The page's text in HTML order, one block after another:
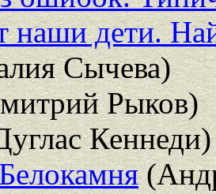
наши дети.
Сычева)
Рыков)
Кеннеди)